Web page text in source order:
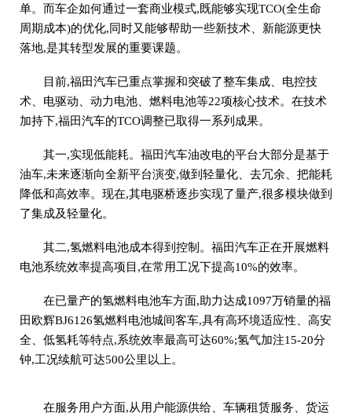
单。而车企如何通过一套商业模式,既能够实现TCO(全生命
周期成本)的优化,同时又能够帮助一些新技术、新能源更快
落地,是其转型发展的重要课题。
目前,福田汽车已重点掌握和突破了整车集成、电控技
术、电驱动、动力电池、燃料电池等22项核心技术。在技术
加持下,福田汽车的TCO调整已取得一系列成果。
其一,实现低能耗。福田汽车油改电的平台大部分是基于
油车,未来逐渐向全新平台演变,做到轻量化、去冗余、把能耗
降低和高效率。现在,其电驱桥逐步实现了量产,很多模块做到
了集成及轻量化。
其二,氢燃料电池成本得到控制。福田汽车正在开展燃料
电池系统效率提高项目,在常用工况下提高10%的效率。
在已量产的氢燃料电池车方面,助力达成1097万销量的福
田欧辉BJ6126氢燃料电池城间客车,具有高环境适应性、高安
全、低氢耗等特点,系统效率最高可达60%;氢气加注15-20分
钟,工况续航可达500公里以上。
在服务用户方面,从用户能源供给、车辆租赁服务、货运